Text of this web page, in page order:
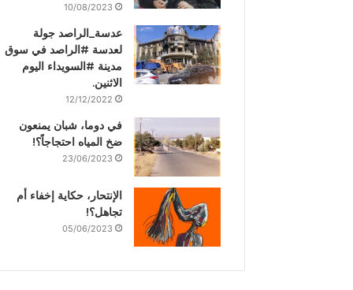
10/08/2023
عدسة_الراصد جولة
لعدسة #الراصد في سوق
مدينة #السويداء اليوم
الاثنين.
12/12/2022
في دوما، شبان يمنعون
ضخ المياه احتجاجاً؟!
23/06/2023
الإنتحار، حكاية إخفاء أم
تجاهل؟!
05/06/2023